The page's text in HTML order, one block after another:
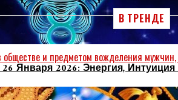
Января 2026: Энергия,
В ТРЕНДЕ